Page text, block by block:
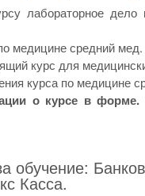
лабораторное дело
медицине средний
курс для
курса по медицине
о курсе в
обучение:
Касса.